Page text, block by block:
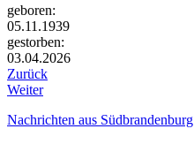
geboren:
05.11.1939
gestorben:
03.04.2026
Zurück
Weiter
Nachrichten aus Südbrandenburg